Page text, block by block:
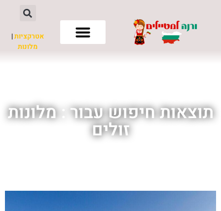
אטרקציות|
מלונות
תוצאות חיפוש עבור : מלונות
זולים